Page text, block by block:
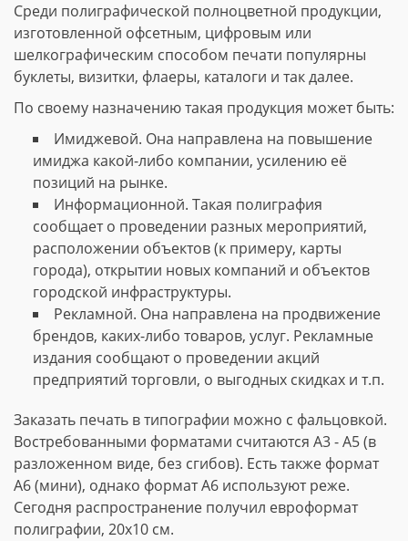
Среди полиграфической полноцветной продукции,
изготовленной офсетным, цифровым или
шелкографическим способом печати популярны
буклеты, визитки, флаеры, каталоги и так далее.
По своему назначению такая продукция может быть:
Имиджевой. Она направлена на повышение
имиджа какой-либо компании, усилению её
позиций на рынке.
Информационной. Такая полиграфия
сообщает о проведении разных мероприятий,
расположении объектов (к примеру, карты
города), открытии новых компаний и объектов
городской инфраструктуры.
Рекламной. Она направлена на продвижение
брендов, каких-либо товаров, услуг. Рекламные
издания сообщают о проведении акций
предприятий торговли, о выгодных скидках и т.п.
Заказать печать в типографии можно с фальцовкой.
Востребованными форматами считаются А3 - А5 (в
разложенном виде, без сгибов). Есть также формат
А6 (мини), однако формат А6 используют реже.
Сегодня распространение получил евроформат
полиграфии, 20х10 см.